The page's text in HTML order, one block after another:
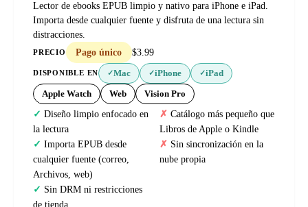
Lector de ebooks EPUB limpio y nativo para iPhone e iPad.
Importa desde cualquier fuente y disfruta de una lectura sin
distracciones.
PRECIO Pago único $3.99
DISPONIBLE EN ✓Mac ✓iPhone ✓iPad
Apple Watch Web Vision Pro
Diseño limpio enfocado en
la lectura
Importa EPUB desde
cualquier fuente (correo,
Archivos, web)
Sin DRM ni restricciones
de tienda
Catálogo más pequeño que
Libros de Apple o Kindle
Sin sincronización en la
nube propia